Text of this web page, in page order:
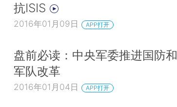
抗ISIS
2016年01月09日 APP打开
盘前必读：中央军委推进国防和
军队改革
2016年01月04日 APP打开